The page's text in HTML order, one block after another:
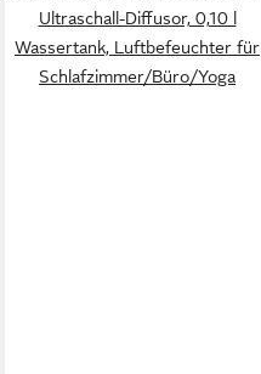
Ultraschall-Diffusor, 0,10 l
Wassertank, Luftbefeuchter für
Schlafzimmer/Büro/Yoga